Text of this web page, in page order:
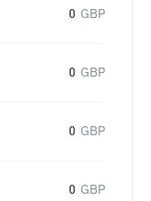
0 GBP
0 GBP
0 GBP
0 GBP